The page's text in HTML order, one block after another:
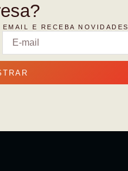
E RECEBA NOVIDADES